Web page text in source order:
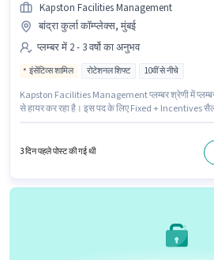
Kapston Facilities Management
बांद्रा कुर्ला कॉम्प्लेक्स, मुंबई
प्लम्बर में 2 - 3 वर्षो का अनुभव
इंसेंटिव्स शामिल रोटेशनल शिफ्ट 10वीं से नीचे
Kapston Facilities Management प्लम्बर श्रेणी में
से हायर कर रहा है। इस पद के लिए Fixed + Incentives
कॉम्प्लेक्स, मुंबई में है। यह भूमिका फुल टाइम की है, रोटेशनल
3 दिन पहले पोस्ट की गई थी